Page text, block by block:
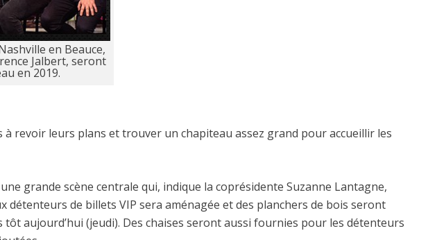
en Beauce,
Jalbert, seront
en 2019.
revoir leurs plans et trouver un chapiteau assez grand pour accueillir les
grande scène centrale qui, indique la coprésidente Suzanne Lantagne,
de billets VIP sera aménagée et des planchers de bois seront
aujourd’hui (jeudi). Des chaises seront aussi fournies pour les détenteurs